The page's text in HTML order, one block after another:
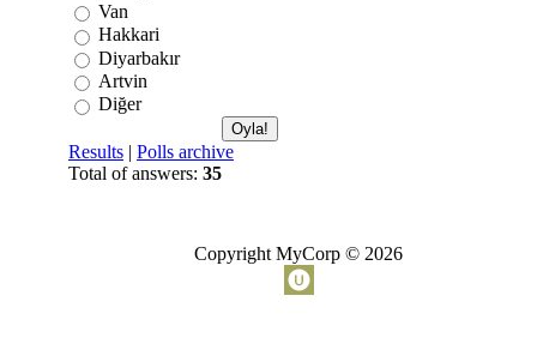
Van
Hakkari
Diyarbakır
Artvin
Diğer
Results | Polls archive
Total of answers: 35
Copyright MyCorp © 2026